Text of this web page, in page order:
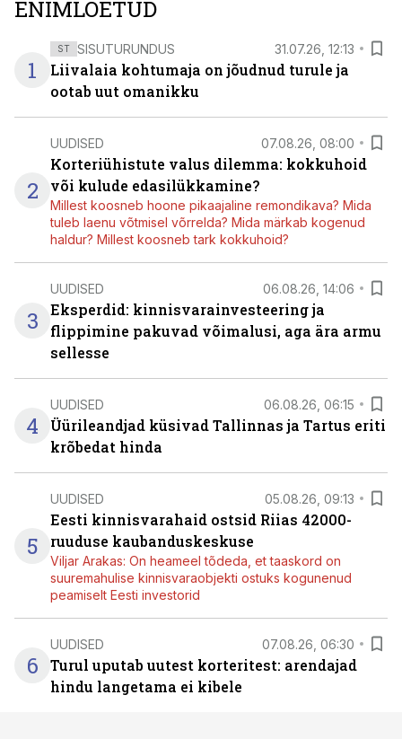
ENIMLOETUD
1
ST SISUTURUNDUS 31.07.26, 12:13
Liivalaia kohtumaja on jõudnud turule ja
ootab uut omanikku
2
UUDISED 07.08.26, 08:00
Korteriühistute valus dilemma: kokkuhoid
või kulude edasilükkamine?
Millest koosneb hoone pikaajaline remondikava? Mida
tuleb laenu võtmisel võrrelda? Mida märkab kogenud
haldur? Millest koosneb tark kokkuhoid?
3
UUDISED 06.08.26, 14:06
Eksperdid: kinnisvarainvesteering ja
flippimine pakuvad võimalusi, aga ära armu
sellesse
4
UUDISED 06.08.26, 06:15
Üürileandjad küsivad Tallinnas ja Tartus eriti
krõbedat hinda
5
UUDISED 05.08.26, 09:13
Eesti kinnisvarahaid ostsid Riias 42000-
ruuduse kaubanduskeskuse
Viljar Arakas: On heameel tõdeda, et taaskord on
suuremahulise kinnisvaraobjekti ostuks kogunenud
peamiselt Eesti investorid
6
UUDISED 07.08.26, 06:30
Turul uputab uutest korteritest: arendajad
hindu langetama ei kibele